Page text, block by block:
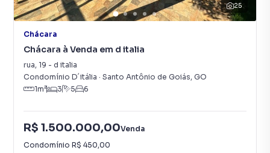
25
Chácara
Chácara à Venda em d italia
rua, 19 - d italia
Condomínio D´itália · Santo Antônio de Goiás, GO
1m² 3 5 6
R$ 1.500.000,00Venda
Condomínio R$ 450,00